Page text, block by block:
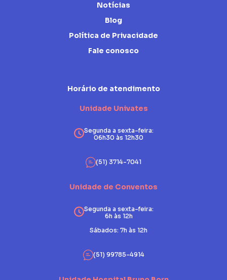
Notícias
Blog
Política de Privacidade
Fale conosco
Horário de atendimento
Unidade Univates
Segunda a sexta-feira:
06h30 às 12h30
(51) 3714-7041
Unidade de Conventos
Segunda a sexta-feira:
6h às 12h
Sábados: 7h às 12h
(51) 99785-4914